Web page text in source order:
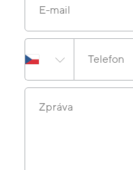
E-mail
Telefon
Zpráva